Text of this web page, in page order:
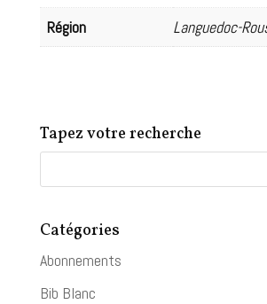
Région
Languedoc-
Tapez votre recherche
Catégories
Abonnements
Bib Blanc